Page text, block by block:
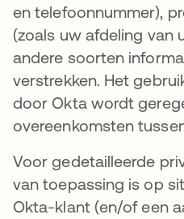
en telefoonnummer),
(zoals uw afdeling van
andere soorten
verstrekken. Het
door Okta wordt
overeenkomsten
Voor gedetailleerde
van toepassing is op
Okta-klant (en/of een